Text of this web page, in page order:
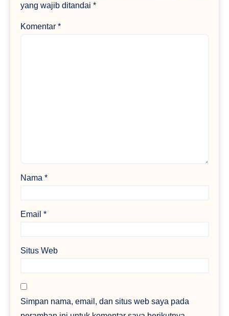
yang wajib ditandai *
Komentar *
Nama *
Email *
Situs Web
Simpan nama, email, dan situs web saya pada